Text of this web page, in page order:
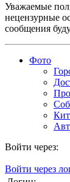
Уважаемые
нецензурные
сообщения
Фото
Войти через:
Войти через